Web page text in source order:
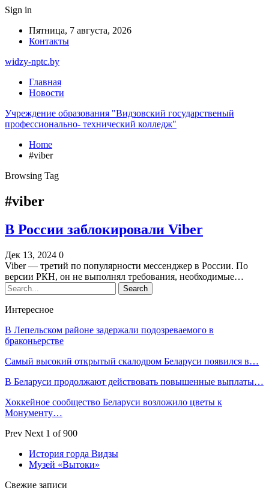
Sign in
Пятница, 7 августа, 2026
Контакты
widzy-nptc.by
Главная
Новости
Учреждение образования "Видзовский государственый
профессионально- технический колледж"
Home
#viber
Browsing Tag
#viber
В России заблокировали Viber
Дек 13, 2024 0
Viber — третий по популярности мессенджер в России. По
версии РКН, он не выполнял требования, необходимые…
Интересное
В Лепельском районе задержали подозреваемого в
браконьерстве
Самый высокий открытый скалодром Беларуси появился в…
В Беларуси продолжают действовать повышенные выплаты…
Хоккейное сообщество Беларуси возложило цветы к
Монументу…
Prev Next 1 of 900
История горда Видзы
Музей «Вытоки»
Свежие записи